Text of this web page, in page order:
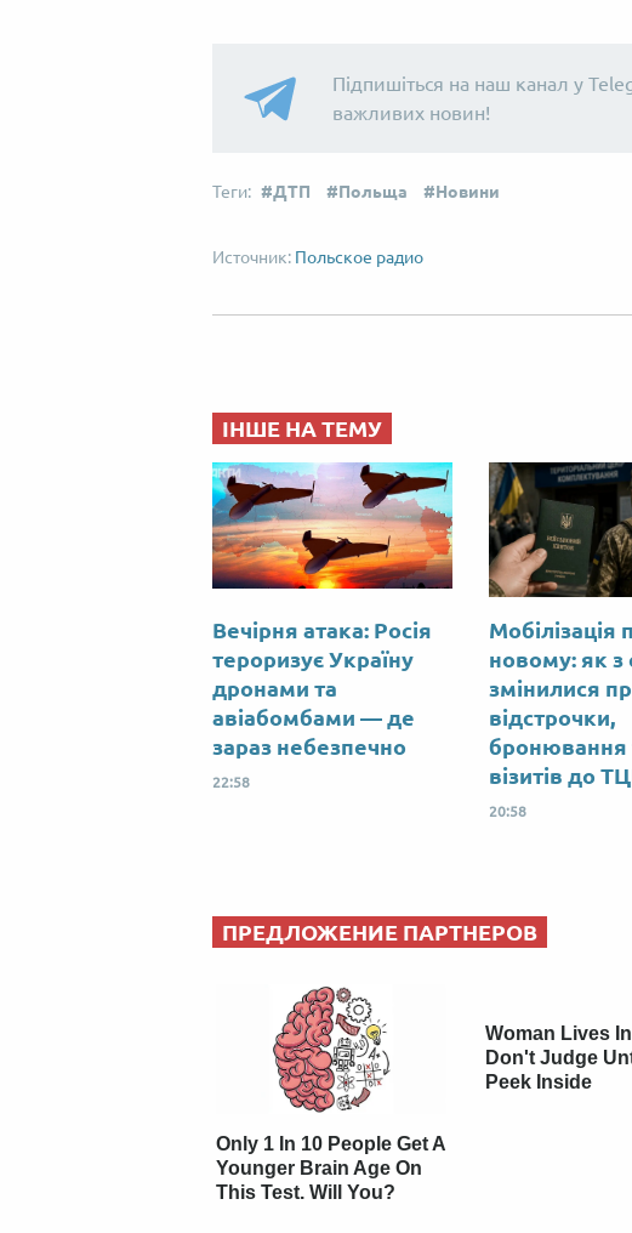
Підпишіться на наш канал у
важливих новин!
ДТП Польща Новини
Польское радио
ІНШЕ НА ТЕМУ
Вечірня атака: Росія
тероризує Україну
дронами та
авіабомбами — де
зараз небезпечно
22:58
Мобілізація
новому: як з
змінилися
відстрочки,
бронювання
візитів до
20:58
ПРЕДЛОЖЕНИЕ ПАРТНЕРОВ
Only 1 In 10 People Get A
Younger Brain Age On
This Test. Will You?
Woman Lives
Don't Judge
Peek Inside